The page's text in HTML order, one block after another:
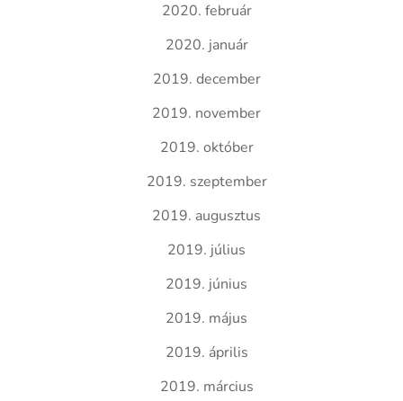
2020. február
2020. január
2019. december
2019. november
2019. október
2019. szeptember
2019. augusztus
2019. július
2019. június
2019. május
2019. április
2019. március